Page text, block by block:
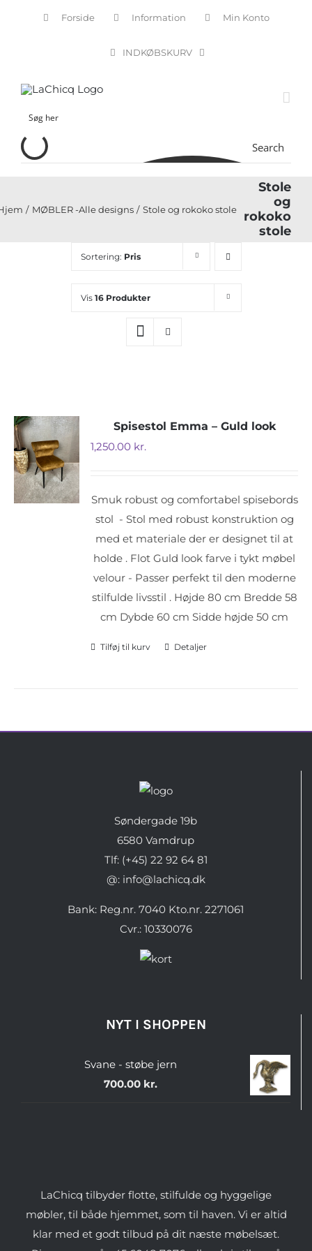
Forside Information Min Konto
INDKØBSKURV
Search
Stole
og
rokoko
stole
MØBLER -Alle designs Stole og rokoko stole
Sortering: Pris
Vis 16 Produkter
Spisestol Emma – Guld look
1,250.00 kr.
Smuk robust og comfortabel spisebords
stol - Stol med robust konstruktion og
med et materiale der er designet til at
holde . Flot Guld look farve i tykt møbel
velour - Passer perfekt til den moderne
stilfulde livsstil . Højde 80 cm Bredde 58
cm Dybde 60 cm Sidde højde 50 cm
Tilføj til kurv Detaljer
Søndergade 19b
6580 Vamdrup
Tlf: (+45) 22 92 64 81
@: info@lachicq.dk
Bank: Reg.nr. 7040 Kto.nr. 2271061
Cvr.: 10330076
NYT I SHOPPEN
Svane - støbe jern
700.00 kr.
LaChicq tilbyder flotte, stilfulde og hyggelige
møbler, til både hjemmet, som til haven. Vi er altid
klar med et godt tilbud på dit næste møbelsæt.